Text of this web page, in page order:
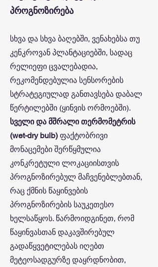
პროგნოზირება
სხვა და სხვა ბაღებში, ვენახებსა თუ
კენკროვან პლანტაციებში, სადაც
რელიეფი ცვალებადია,
რეკომენდებულია სენსორების
სტრატეგიულად განთავსება დაბალ
წერტილებში (ყინვის ორმოებში).
სველი და მშრალი თერმომეტრის
(wet-dry bulb) ფაქტობრივი
მონაცემები შერწყმულია
კონკრეტული ლოკაციისთვის
პროგნოზირებულ მაჩვენებლებთან,
რაც ქმნის წაყინვების
პროგნოზირების საუკეთესო
ხელსაწყოს. წარმოიდგინეთ, რომ
წაყინვასთან დაკავშირებულ
გადაწყვეტილებას იღებთ
მეტეოსადგურზე დაყრდნობით,